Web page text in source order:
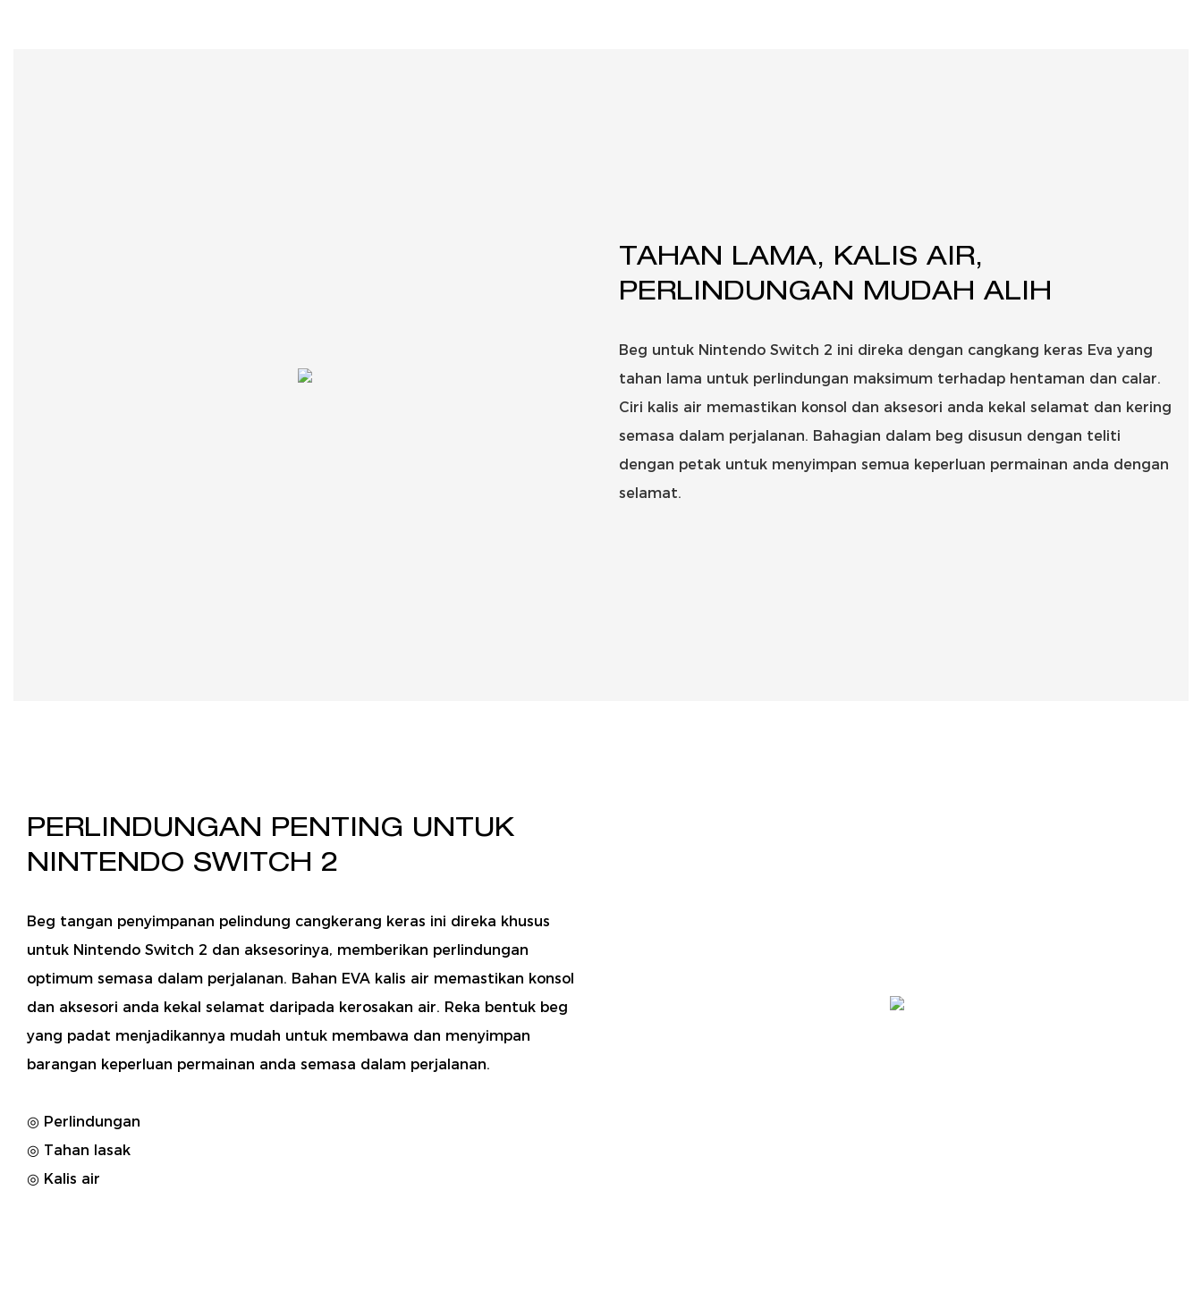
TAHAN LAMA, KALIS AIR,
PERLINDUNGAN MUDAH ALIH
Beg untuk Nintendo Switch 2 ini direka dengan cangkang keras Eva yang
tahan lama untuk perlindungan maksimum terhadap hentaman dan calar.
Ciri kalis air memastikan konsol dan aksesori anda kekal selamat dan kering
semasa dalam perjalanan. Bahagian dalam beg disusun dengan teliti
dengan petak untuk menyimpan semua keperluan permainan anda dengan
selamat.
PERLINDUNGAN PENTING UNTUK
NINTENDO SWITCH 2
Beg tangan penyimpanan pelindung cangkerang keras ini direka khusus
untuk Nintendo Switch 2 dan aksesorinya, memberikan perlindungan
optimum semasa dalam perjalanan. Bahan EVA kalis air memastikan konsol
dan aksesori anda kekal selamat daripada kerosakan air. Reka bentuk beg
yang padat menjadikannya mudah untuk membawa dan menyimpan
barangan keperluan permainan anda semasa dalam perjalanan.
◎ Perlindungan
◎ Tahan lasak
◎ Kalis air